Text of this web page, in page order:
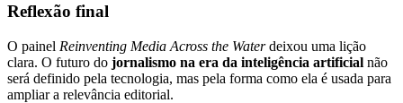
Reflexão final
O painel Reinventing Media Across the Waterdeixou uma lição
clara. O futuro do jornalismo na era da inteligência artificial não
será definido pela tecnologia, mas pela forma como ela é usada para
ampliar a relevância editorial.